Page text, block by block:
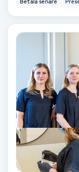
Balayage
Bambumassage
Barber
Barnklippning